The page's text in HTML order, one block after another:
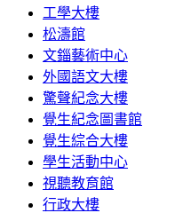
工學大樓
松濤館
文錙藝術中心
外國語文大樓
驚聲紀念大樓
覺生紀念圖書館
覺生綜合大樓
學生活動中心
視聽教育館
行政大樓